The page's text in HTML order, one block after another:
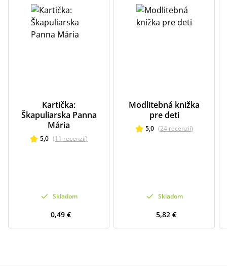
Kartička:
Škapuliarska Panna
Mária
5,0 (11 recenzií)
Skladom
0,49 €
Modlitebná knižka
pre deti
5,0 (24 recenzií)
Skladom
5,82 €